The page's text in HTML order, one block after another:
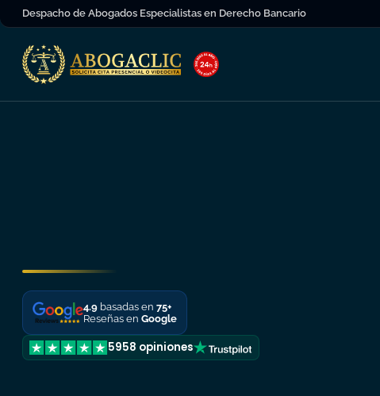
Despacho de Abogados Especialistas en Derecho Bancario
4.9 basadas en 75+
Reseñas en Google
5958 opiniones